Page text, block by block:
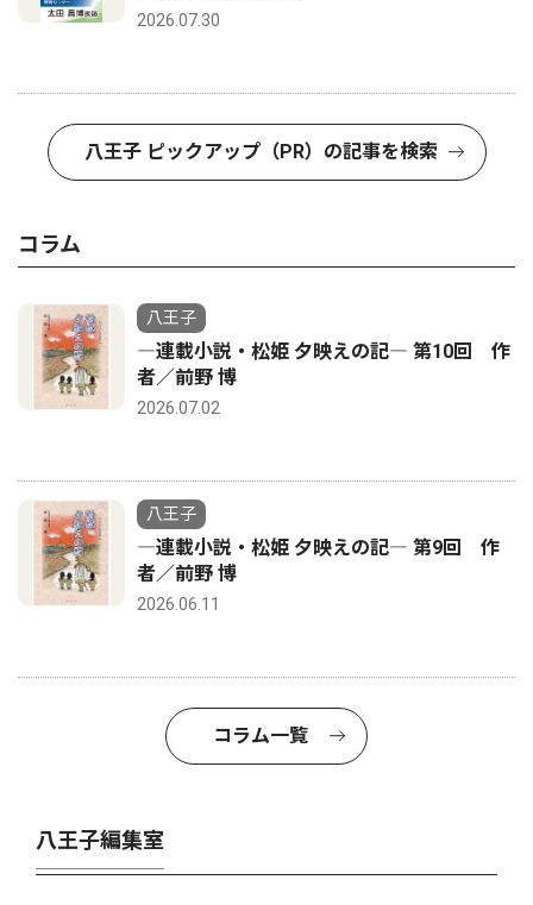
2026.07.30
八王子 ピックアップ（PR）の記事を検索
コラム
八王子
―連載小説・松姫 夕映えの記― 第10回 作
者／前野 博
2026.07.02
八王子
―連載小説・松姫 夕映えの記― 第9回 作
者／前野 博
2026.06.11
コラム一覧
八王子編集室